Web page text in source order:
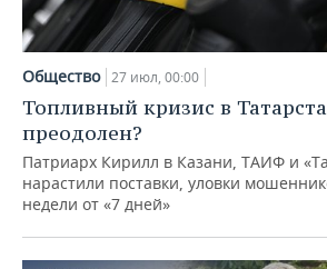
НЕФТЕХИМИЯ
НЕФТЬ
ОПК
ЭНЕРГЕТИКА
РОЗНИЧНАЯ ТОРГОВЛЯ
ТРАНСПОРТ
УСЛУГИ
НОВОСТИ ТЕХНОЛОГИЙ
МЕДИА
ТЕЛЕКОММУНИКАЦИИ
МЕРОПРИЯТИЯ
НОВОСТИ МЕРОПРИЯТИЙ
ВЫЕЗДНАЯ РЕДАКЦИЯ
БИЗНЕС-БРАНЧИ
НОВОСТИ СПОРТА
ФУТБОЛ
ОБЩЕСТВО
НОВОСТИ ОБЩЕСТВА
ФОТОГАЛЕРЕЯ
Общество 27 июл, 00:00
Топливный кризис в
преодолен?
Патриарх Кирилл в Казани, ТАИФ и
нарастили поставки, уловки
недели от «7 дней»